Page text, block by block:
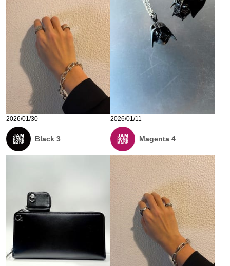
2026/01/30
Black 3
2026/01/11
Magenta 4